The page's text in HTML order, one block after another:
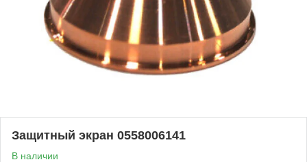
Защитный экран 0558006141
В наличии